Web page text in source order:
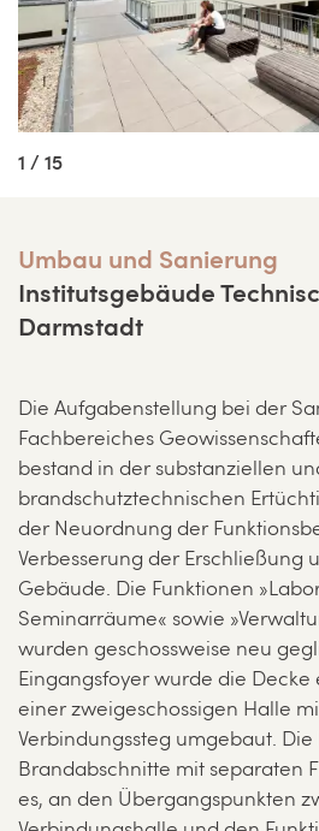
1 / 15
Umbau und Sanierung
Institutsgebäude
Darmstadt
Die Aufgabenstellung bei der
Fachbereiches
bestand in der substanziellen
brandschutztechnischen
der Neuordnung der
Verbesserung der Erschließung
Gebäude. Die Funktionen
Seminarräume« sowie
wurden geschossweise neu
Eingangsfoyer wurde die Decke
einer zweigeschossigen Halle
Verbindungssteg umgebaut.
Brandabschnitte mit separaten
es, an den Übergangspunkten